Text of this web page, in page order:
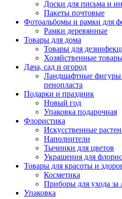
Доски для письма и
Пакеты почтовые
Фотоальбомы и рамки для
Рамки деревянные
Товары для дома
Товары для
Хозяйственные
Дача, сад и огород
Ландшафтные фигуры
пенопласта
Подарки и праздник
Новый год
Упаковка подарочная
Флористика
Искусственные
Наполнители
Тычинки для цветов
Украшения для
Товары для красоты и
Косметика
Приборы для ухода за
Упаковка